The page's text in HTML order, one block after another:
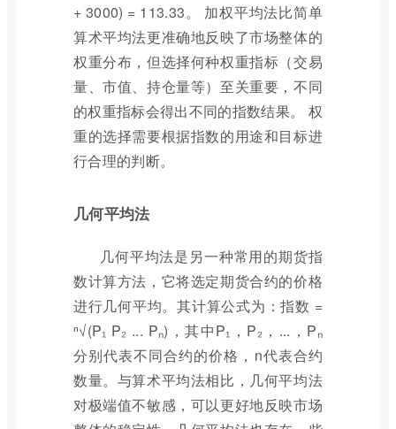
+ 3000) = 113.33。 加权平均法比简单
算术平均法更准确地反映了市场整体的
权重分布，但选择何种权重指标（交易
量、市值、持仓量等）至关重要，不同
的权重指标会得出不同的指数结果。 权
重的选择需要根据指数的用途和目标进
行合理的判断。
几何平均法
几何平均法是另一种常用的期货指
数计算方法，它将选定期货合约的价格
进行几何平均。其计算公式为：指数 =
ⁿ√(P₁ P₂ ... Pₙ)，其中P₁，P₂，...，Pₙ
分别代表不同合约的价格，n代表合约
数量。与算术平均法相比，几何平均法
对极端值不敏感，可以更好地反映市场